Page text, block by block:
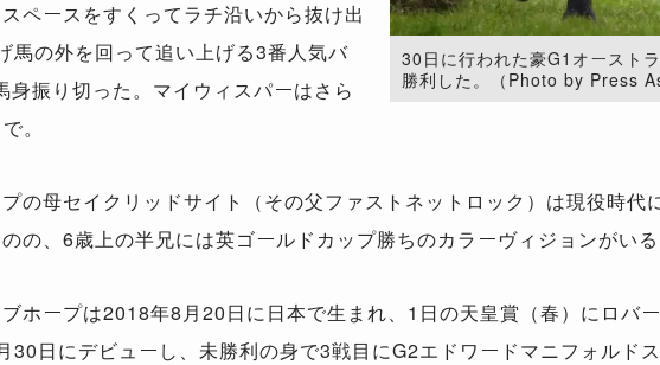
30日に行われた豪G1オースト
勝利した。（Photo by Press
ペースをすくってラチ沿いから抜け出
馬の外を回って追い上げる3番人気バ
身振り切った。マイウィスパーはさら
。
の母セイクリッドサイト（その父ファストネットロック）は現役時代
の、6歳上の半兄には英ゴールドカップ勝ちのカラーヴィジョンがいる
ホープは2018年8月20日に日本で生まれ、1日の天皇賞（春）にロバ
30日にデビューし、未勝利の身で3戦目にG2エドワードマニフォルド